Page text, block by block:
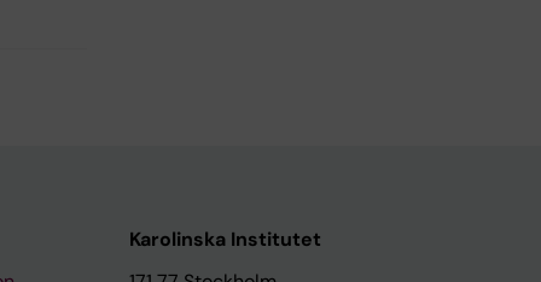
Karolinska Institutet